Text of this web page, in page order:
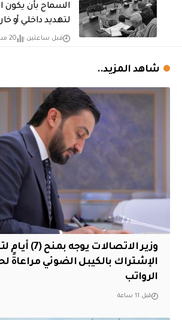
السماح بأن يكون
لتهديد داخلي أو
قبل ساعتين 20 مشاهدات
شاهد المزيد..
وزير الاتصالات يوجه
الإشتراك بالكيبل الضوئي مراعاةً
الرواتب
قبل 11 ساعة